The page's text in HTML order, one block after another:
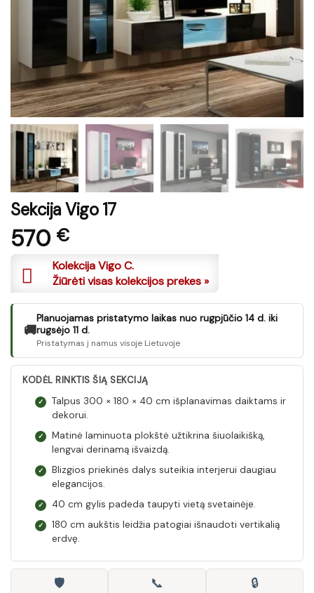
Sekcija Vigo 17
570 €
Kolekcija Vigo C.
Žiūrėti visas kolekcijos prekes »
🚚
Planuojamas pristatymo laikas nuo rugpjūčio 14 d. iki
rugsėjo 11 d.
Pristatymas į namus visoje Lietuvoje
KODĖL RINKTIS ŠIĄ SEKCIJĄ
✓
Talpus 300 × 180 × 40 cm išplanavimas daiktams ir
dekorui.
✓
Matinė laminuota plokštė užtikrina šiuolaikišką,
lengvai derinamą išvaizdą.
✓
Blizgios priekinės dalys suteikia interjerui daugiau
elegancijos.
✓ 40 cm gylis padeda taupyti vietą svetainėje.
✓
180 cm aukštis leidžia patogiai išnaudoti vertikalią
erdvę.
🛡 📞 🔒